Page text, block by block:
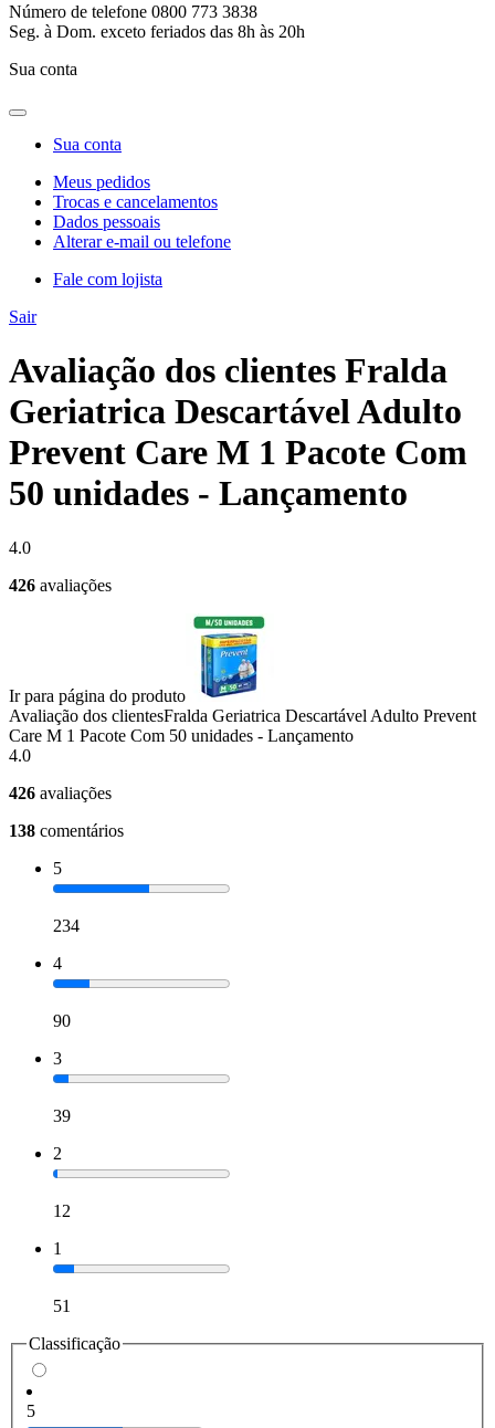
Número de telefone 0800 773 3838
Seg. à Dom. exceto feriados das 8h às 20h
Sua conta
Sua conta
Meus pedidos
Trocas e cancelamentos
Dados pessoais
Alterar e-mail ou telefone
Fale com lojista
Sair
Avaliação dos clientes Fralda
Geriatrica Descartável Adulto
Prevent Care M 1 Pacote Com
50 unidades - Lançamento
4.0
426 avaliações
Ir para página do produto
Avaliação dos clientesFralda Geriatrica Descartável Adulto Prevent
Care M 1 Pacote Com 50 unidades - Lançamento
4.0
426 avaliações
138 comentários
5
234
4
90
3
39
2
12
1
51
Classificação
5